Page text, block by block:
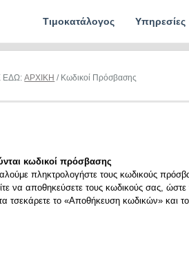
Τιμοκατάλογος Υπηρεσίες
ΕΔΩ:ΑΡΧΙΚΗ / Κωδικοί Πρόσβασης
κωδικοί πρόσβασης
πληκτρολογήστε τους κωδικούς
να αποθηκεύσετε τους κωδικούς σας, ώστε
τσεκάρετε το «Αποθήκευση κωδικών» και